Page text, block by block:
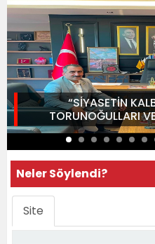
“SİYASETİN
TORUNOĞULLARI
Neler Söylendi?
Site